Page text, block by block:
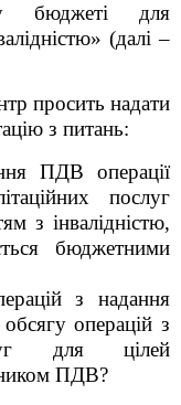
бюджеті для
(далі –
просить надати
з питань:
ПДВ операції
послуг
з інвалідністю,
бюджетними
з надання
операцій з
для цілей
ПДВ?